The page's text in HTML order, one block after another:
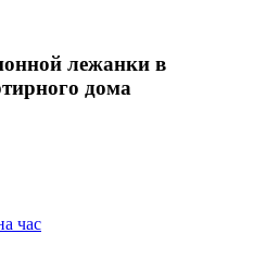
лежанки в
дома
час